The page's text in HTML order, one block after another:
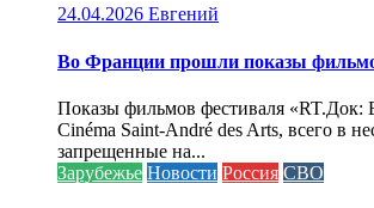
24.04.2026 Евгений
Во Франции прошли показы
Показы фильмов фестиваля «RT.Док:
Cinéma Saint-André des Arts, всего в
запрещенные на...
Зарубежье Новости Россия СВО